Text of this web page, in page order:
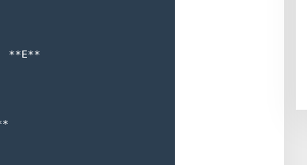
**E**